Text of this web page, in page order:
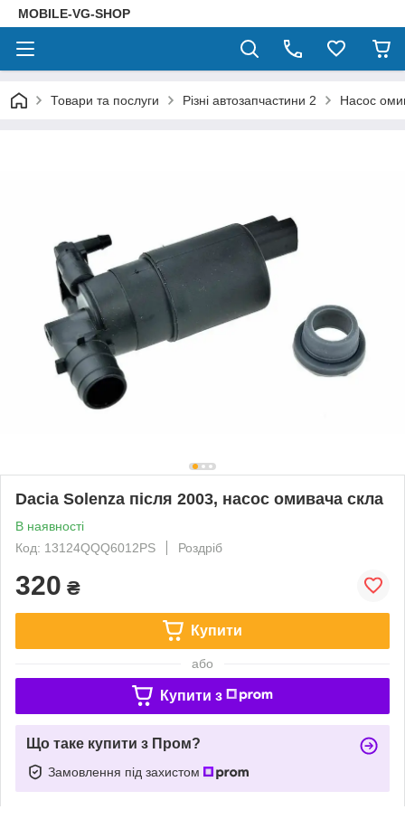
MOBILE-VG-SHOP
Товари та послуги Різні автозапчастини 2 Насос
Dacia Solenza після 2003, насос омивача скла
В наявності
Код: 13124QQQ6012PS
Роздріб
320 ₴
Купити
або
Купити з
Що таке купити з Пром?
Замовлення під захистом